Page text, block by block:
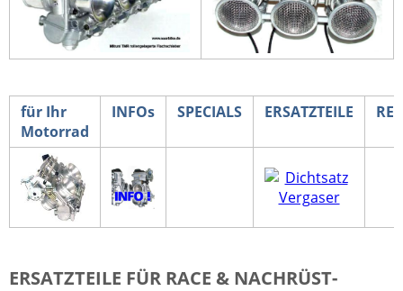
für Ihr
Motorrad
INFOs SPECIALS ERSATZTEILE
ERSATZTEILE FÜR RACE & NACHRÜST-